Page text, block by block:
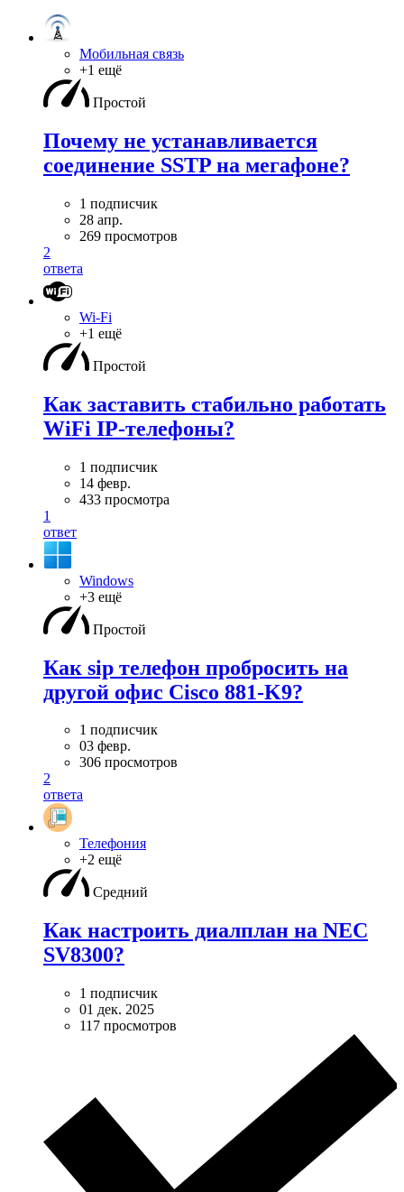
Мобильная связь
+1 ещё
Простой
Почему не устанавливается
соединение SSTP на мегафоне?
1 подписчик
28 апр.
269 просмотров
2
ответа
Wi-Fi
+1 ещё
Простой
Как заставить стабильно работать
WiFi IP-телефоны?
1 подписчик
14 февр.
433 просмотра
1
ответ
Windows
+3 ещё
Простой
Как sip телефон пробросить на
другой офис Cisco 881-K9?
1 подписчик
03 февр.
306 просмотров
2
ответа
Телефония
+2 ещё
Средний
Как настроить диалплан на NEC
SV8300?
1 подписчик
01 дек. 2025
117 просмотров